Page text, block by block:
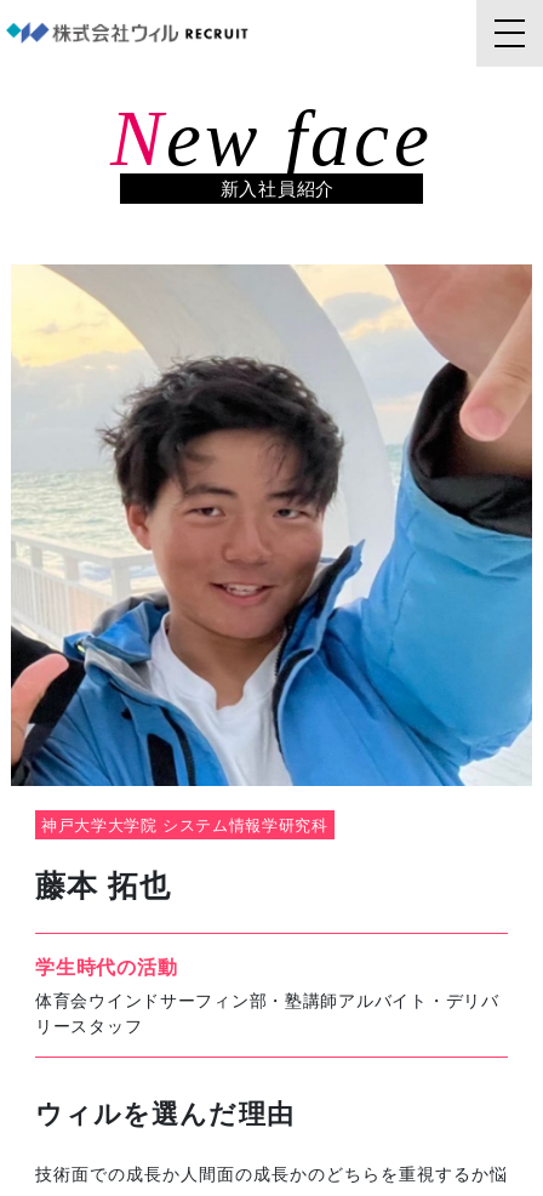
New face
新入社員紹介
神戸大学大学院 システム情報学研究科
藤本 拓也
学生時代の活動
体育会ウインドサーフィン部・塾講師アルバイト・デリバ
リースタッフ
ウィルを選んだ理由
技術面での成長か人間面の成長かのどちらを重視するか悩